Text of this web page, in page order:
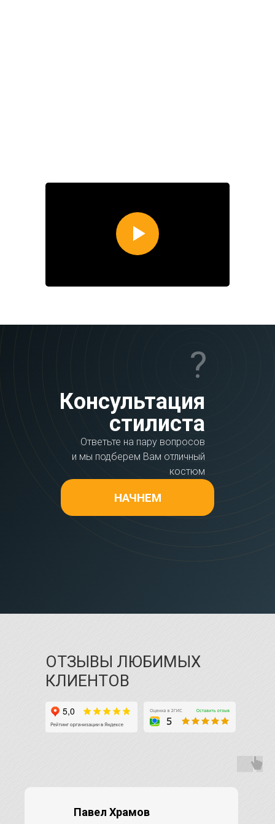
?
Консультация
стилиста
Ответьте на пару вопросов
и мы подберем Вам отличный
костюм
НАЧНЕМ
ОТЗЫВЫ ЛЮБИМЫХ
КЛИЕНТОВ
Павел Храмов